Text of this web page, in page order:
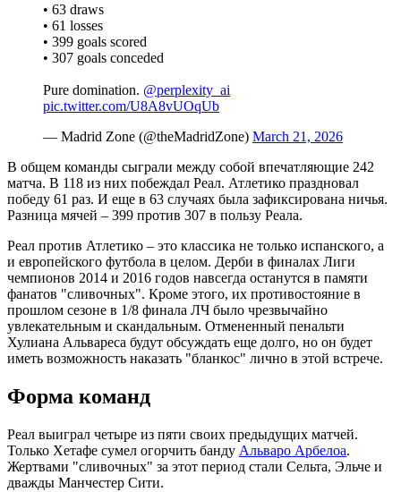
• 63 draws
• 61 losses
• 399 goals scored
• 307 goals conceded
Pure domination. @perplexity_ai
pic.twitter.com/U8A8vUOqUb
— Madrid Zone (@theMadridZone) March 21, 2026
В общем команды сыграли между собой впечатляющие 242
матча. В 118 из них побеждал Реал. Атлетико праздновал
победу 61 раз. И еще в 63 случаях была зафиксирована ничья.
Разница мячей – 399 против 307 в пользу Реала.
Реал против Атлетико – это классика не только испанского, а
и европейского футбола в целом. Дерби в финалах Лиги
чемпионов 2014 и 2016 годов навсегда останутся в памяти
фанатов "сливочных". Кроме этого, их противостояние в
прошлом сезоне в 1/8 финала ЛЧ было чрезвычайно
увлекательным и скандальным. Отмененный пенальти
Хулиана Альвареса будут обсуждать еще долго, но он будет
иметь возможность наказать "бланкос" лично в этой встрече.
Форма команд
Реал выиграл четыре из пяти своих предыдущих матчей.
Только Хетафе сумел огорчить банду Альваро Арбелоа.
Жертвами "сливочных" за этот период стали Сельта, Эльче и
дважды Манчестер Сити.